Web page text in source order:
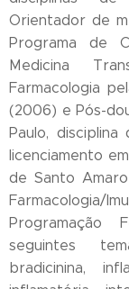
Orientador de
Programa de
Medicina
Farmacologia
(2006) e Pós-
Paulo,
licenciamento
de Santo
Farmacologia/
Programação
seguintes
bradicinina,